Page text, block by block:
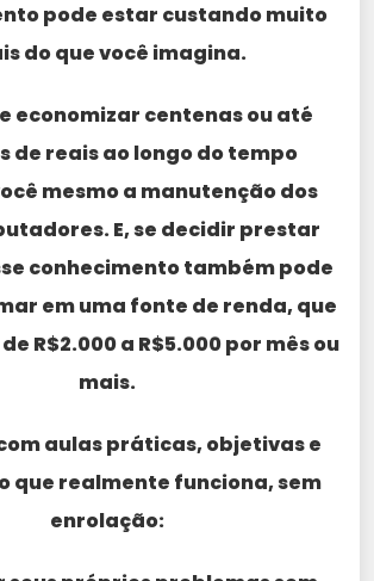
pode estar custando muito
do que você imagina.
economizar centenas ou até
de reais ao longo do tempo
mesmo a manutenção dos
E, se decidir prestar
conhecimento também pode
em uma fonte de renda, que
R$2.000 a R$5.000 por mês ou
mais.
aulas práticas, objetivas e
que realmente funciona, sem
enrolação: